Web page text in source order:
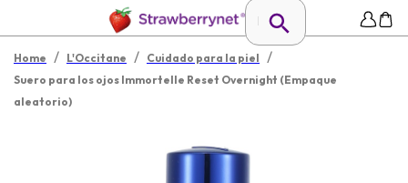
Home / L'Occitane / Cuidado para la piel /
Suero para los ojos Immortelle Reset Overnight (Empaque
aleatorio)